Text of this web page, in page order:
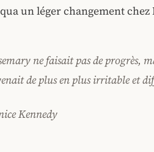
un léger changement
ne faisait pas de progrès,
de plus en plus irritable et
Kennedy